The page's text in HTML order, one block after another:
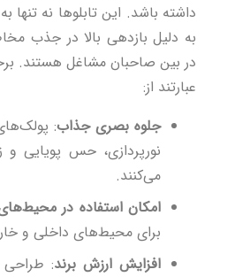
داشته باشد. این تابلوها نه تنها
به دلیل بازدهی بالا در جذب
در بین صاحبان مشاغل هستند.
عبارتند از:
جلوه بصری جذاب:
نورپردازی، حس پویایی و
می‌کنند.
امکان استفاده در
برای محیط‌های داخلی و
افزایش ارزش برند: طراحی